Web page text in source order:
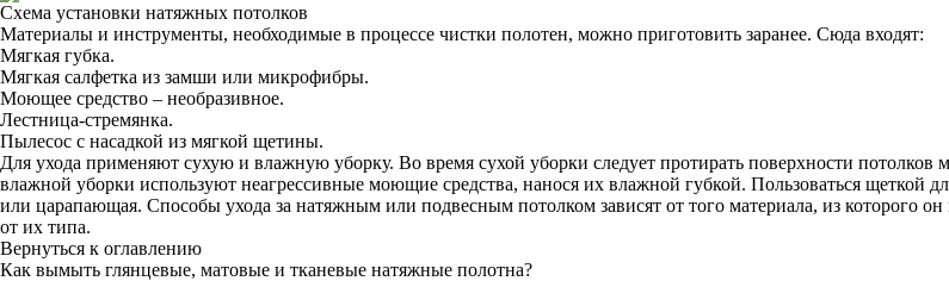
Схема установки натяжных потолков
Материалы и инструменты, необходимые в процессе чистки полотен, можно приготовить заранее. Сюда входят:
Мягкая губка.
Мягкая салфетка из замши или микрофибры.
Моющее средство – необразивное.
Лестница-стремянка.
Пылесос с насадкой из мягкой щетины.
Для ухода применяют сухую и влажную уборку. Во время сухой уборки следует протирать поверхности
влажной уборки используют неагрессивные моющие средства, нанося их влажной губкой. Пользоваться щеткой
или царапающая. Способы ухода за натяжным или подвесным потолком зависят от того материала, из которого
от их типа.
Вернуться к оглавлению
Как вымыть глянцевые, матовые и тканевые натяжные полотна?